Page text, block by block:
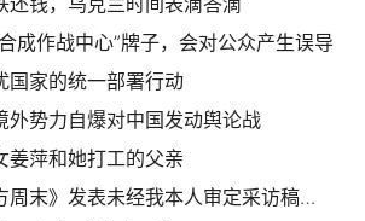
成作战中心”牌子，会对公众产生误导
国家的统一部署行动
外势力自爆对中国发动舆论战
姜萍和她打工的父亲
末》发表未经我本人审定采访稿的说明